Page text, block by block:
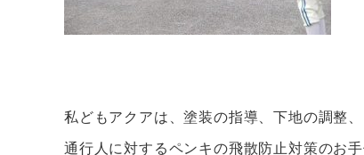
私どもアクアは、塗装の指導、下地の調整、
通行人に対するペンキの飛散防止対策のお